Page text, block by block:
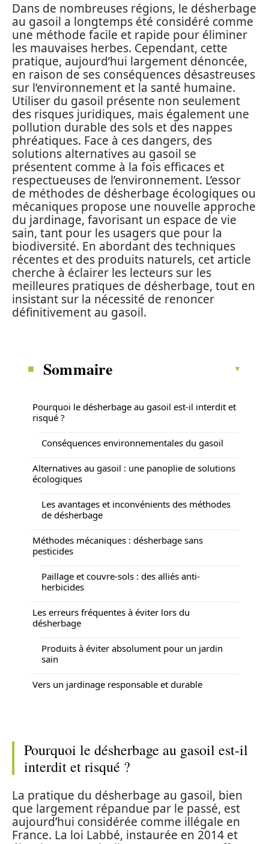
Dans de nombreuses régions, le désherbage
au gasoil a longtemps été considéré comme
une méthode facile et rapide pour éliminer
les mauvaises herbes. Cependant, cette
pratique, aujourd’hui largement dénoncée,
en raison de ses conséquences désastreuses
sur l’environnement et la santé humaine.
Utiliser du gasoil présente non seulement
des risques juridiques, mais également une
pollution durable des sols et des nappes
phréatiques. Face à ces dangers, des
solutions alternatives au gasoil se
présentent comme à la fois efficaces et
respectueuses de l’environnement. L’essor
de méthodes de désherbage écologiques ou
mécaniques propose une nouvelle approche
du jardinage, favorisant un espace de vie
sain, tant pour les usagers que pour la
biodiversité. En abordant des techniques
récentes et des produits naturels, cet article
cherche à éclairer les lecteurs sur les
meilleures pratiques de désherbage, tout en
insistant sur la nécessité de renoncer
définitivement au gasoil.
Sommaire
Pourquoi le désherbage au gasoil est-il interdit et
risqué ?
Conséquences environnementales du gasoil
Alternatives au gasoil : une panoplie de solutions
écologiques
Les avantages et inconvénients des méthodes
de désherbage
Méthodes mécaniques : désherbage sans
pesticides
Paillage et couvre-sols : des alliés anti-
herbicides
Les erreurs fréquentes à éviter lors du
désherbage
Produits à éviter absolument pour un jardin
sain
Vers un jardinage responsable et durable
Pourquoi le désherbage au gasoil est-il
interdit et risqué ?
La pratique du désherbage au gasoil, bien
que largement répandue par le passé, est
aujourd’hui considérée comme illégale en
France. La loi Labbé, instaurée en 2014 et